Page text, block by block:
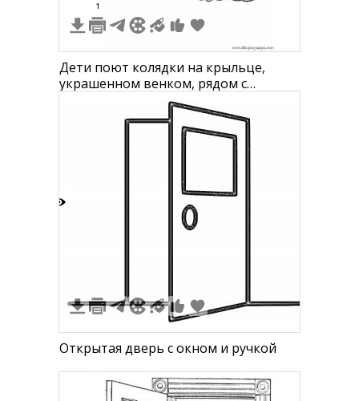
1
Дети поют колядки на крыльце,
украшенном венком, рядом с
почтовым ящиком и собакой
Открытая дверь с окном и ручкой